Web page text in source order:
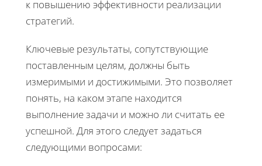
к повышению эффективности реализации
стратегий.
Ключевые результаты, сопутствующие
поставленным целям, должны быть
измеримыми и достижимыми. Это позволяет
понять, на каком этапе находится
выполнение задачи и можно ли считать ее
успешной. Для этого следует задаться
следующими вопросами: